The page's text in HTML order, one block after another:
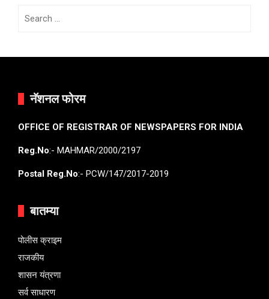
नॅशनल फोरम
OFFICE OF REGISTRAR OF NEWSPAPERS FOR INDIA
Reg.No:- MAHMAR/2000/2197
Postal Reg.No:- PCW/147/2017-2019
बातम्या
पोलीस क्राइम
राजकीय
शासन यंत्रणा
सर्व साधारण